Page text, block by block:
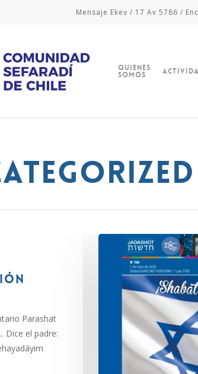
Mensaje Ekev / 17 Av 5786 /
Quienes
Somos
Parashat
Dice el padre: